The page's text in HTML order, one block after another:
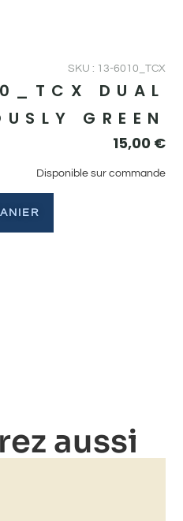
SKU : 13-6010_TCX
DUAL
GREEN
15,00 €
Disponible sur commande
aussi